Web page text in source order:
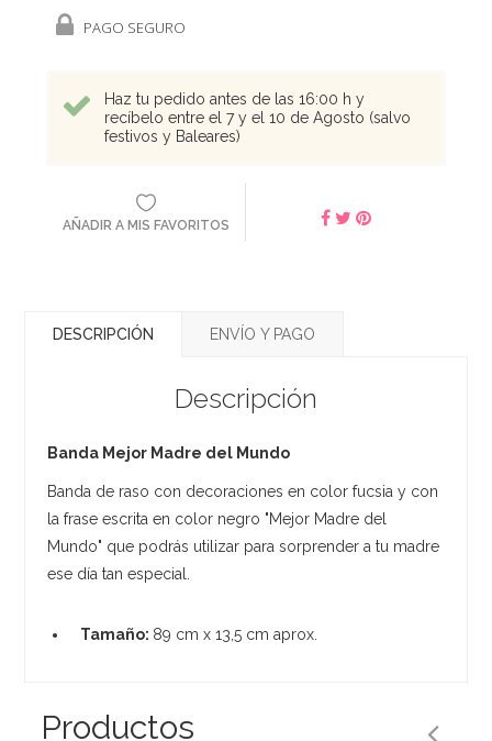
PAGO SEGURO
Haz tu pedido antes de las 16:00 h y
recíbelo entre el 7 y el 10 de Agosto (salvo
festivos y Baleares)
AÑADIR A MIS FAVORITOS
DESCRIPCIÓN ENVÍO Y PAGO
Descripción
Banda Mejor Madre del Mundo
Banda de raso con decoraciones en color fucsia y con
la frase escrita en color negro "Mejor Madre del
Mundo" que podrás utilizar para sorprender a tu madre
ese día tan especial.
Tamaño: 89 cm x 13,5 cm aprox.
Productos